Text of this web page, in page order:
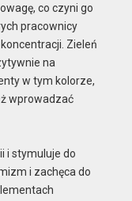
co czyni go
pracownicy
Zieleń
na
w tym kolorze,
wprowadzać
i stymuluje do
i zachęca do